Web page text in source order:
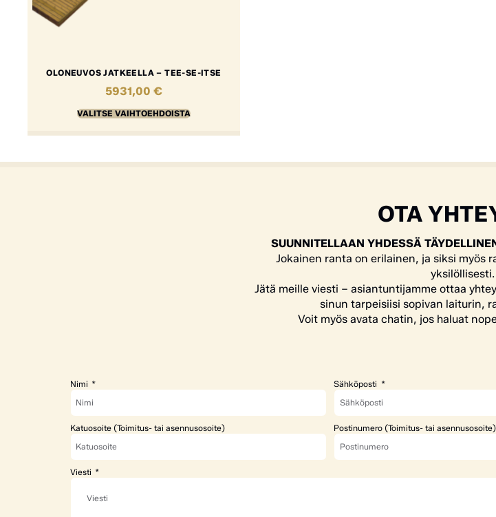
OLONEUVOS JATKEELLA – TEE-SE-ITSE
5931,00 €
VALITSE VAIHTOEHDOISTA
OTA
SUUNNITELLAAN YHDESSÄ
Jokainen ranta on erilainen, ja siksi myös
yksilöllisesti.
Jätä meille viesti – asiantuntijamme ottaa
sinun tarpeisiisi sopivan laiturin,
Voit myös avata chatin, jos haluat
Nimi Sähköposti
Katuosoite (Toimitus- tai asennusosoite) Postinumero (Toimitus- tai asennusosoite)
Viesti